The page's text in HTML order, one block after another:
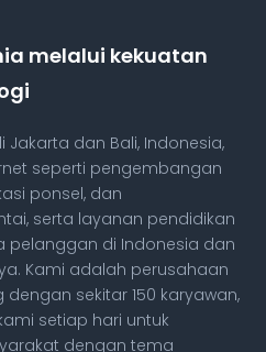
melalui kekuatan
dan Bali, Indonesia,
seperti pengembangan
ponsel, dan
serta layanan pendidikan
pelanggan di Indonesia dan
Kami adalah perusahaan
sekitar 150 karyawan,
setiap hari untuk
dengan tema